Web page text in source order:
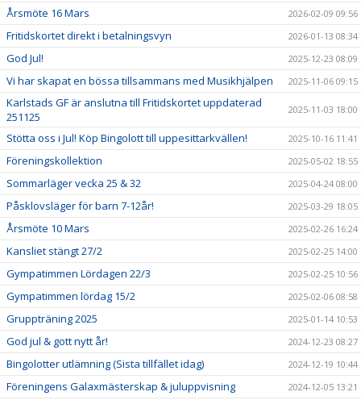
Årsmöte 16 Mars 2026-02-09 09:56
Fritidskortet direkt i betalningsvyn 2026-01-13 08:34
God Jul! 2025-12-23 08:09
Vi har skapat en bössa tillsammans med Musikhjälpen 2025-11-06 09:15
Karlstads GF är anslutna till Fritidskortet uppdaterad
251125
2025-11-03 18:00
Stötta oss i Jul! Köp Bingolott till uppesittarkvällen! 2025-10-16 11:41
Föreningskollektion 2025-05-02 18:55
Sommarläger vecka 25 & 32 2025-04-24 08:00
Påsklovsläger för barn 7-12år! 2025-03-29 18:05
Årsmöte 10 Mars 2025-02-26 16:24
Kansliet stängt 27/2 2025-02-25 14:00
Gympatimmen Lördagen 22/3 2025-02-25 10:56
Gympatimmen lördag 15/2 2025-02-06 08:58
Gruppträning 2025 2025-01-14 10:53
God jul & gott nytt år! 2024-12-23 08:27
Bingolotter utlämning (Sista tillfället idag) 2024-12-19 10:44
Föreningens Galaxmästerskap & juluppvisning 2024-12-05 13:21